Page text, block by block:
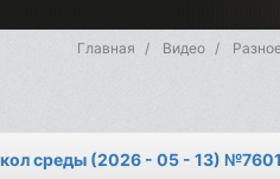
Главная Видео
среды (2026 - 05 - 13)